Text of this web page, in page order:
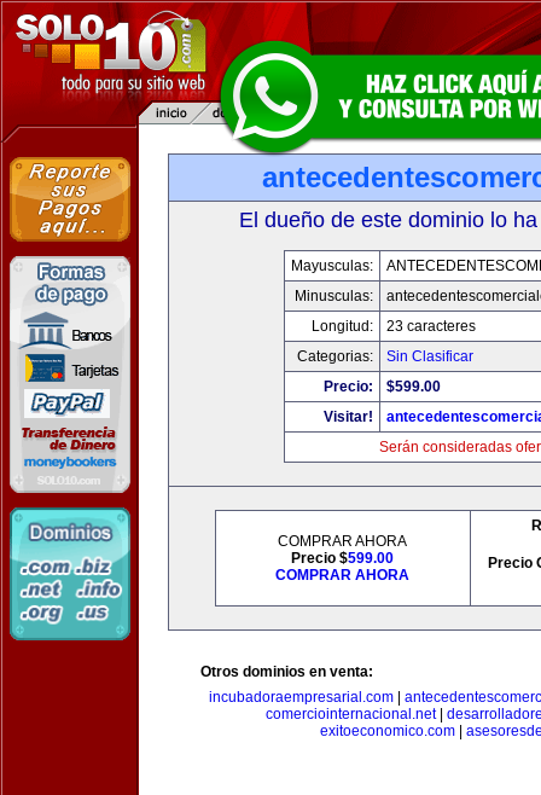
El dueño de este dominio lo
Mayusculas:
Minusculas:
Longitud:
23 caracteres
Categorias:
Sin Clasificar
Precio:
$599.00
Visitar!
Serán consideradas
COMPRAR AHORA
Precio $599.00
COMPRAR AHORA
Precio
Otros dominios en venta:
incubadoraempresarial.com
comerciointernacional.net|
exitoeconomico.com|